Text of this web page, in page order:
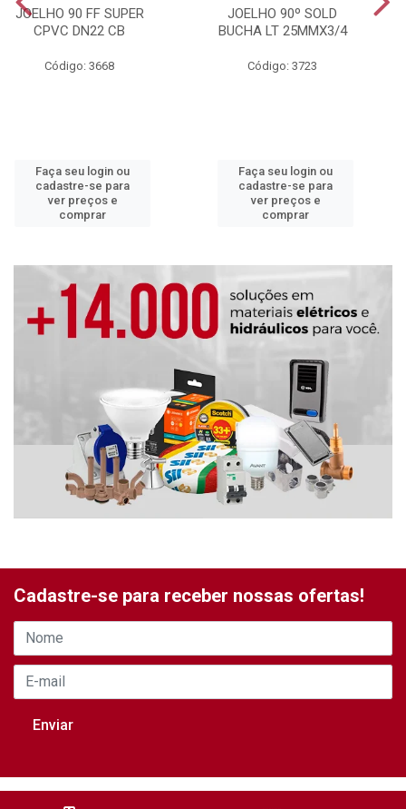
JOELHO 90 FF SUPER
CPVC DN22 CB
Código: 3668
Faça seu login ou
cadastre-se para
ver preços e
comprar
JOELHO 90º SOLD
BUCHA LT 25MMX3/4
Código: 3723
Faça seu login ou
cadastre-se para
ver preços e
comprar
Cadastre-se para receber nossas ofertas!